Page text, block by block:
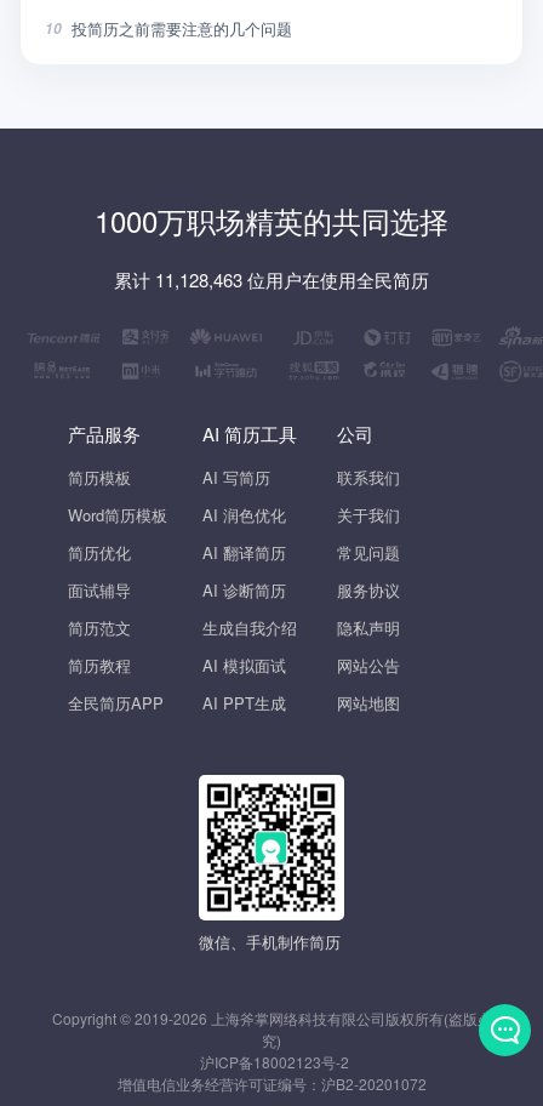
10 投简历之前需要注意的几个问题
1000万职场精英的共同选择
累计 11,128,463 位用户在使用全民简历
产品服务
简历模板
Word简历模板
简历优化
面试辅导
简历范文
简历教程
全民简历APP
AI 简历工具
AI 写简历
AI 润色优化
AI 翻译简历
AI 诊断简历
生成自我介绍
AI 模拟面试
AI PPT生成
公司
联系我们
关于我们
常见问题
服务协议
隐私声明
网站公告
网站地图
微信、手机制作简历
Copyright © 2019-2026 上海斧掌网络科技有限公司版权所有(盗版必
究)
沪ICP备18002123号-2
增值电信业务经营许可证编号： 沪B2-20201072